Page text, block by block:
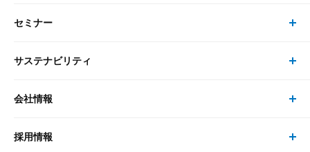
大和総研の強み
研究員
書籍・刊行物 トップ
書籍
セミナー
セミナー トップ
現在受付中のセミナー・イベント
サステナビリティ
サステナビリティの取り組み
次世代社会への貢献
会社情報
会社情報 トップ
採用情報